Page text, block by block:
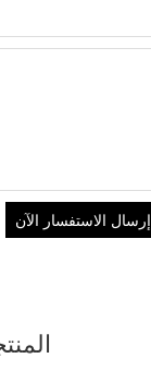
إرسال الاستفسار الآن